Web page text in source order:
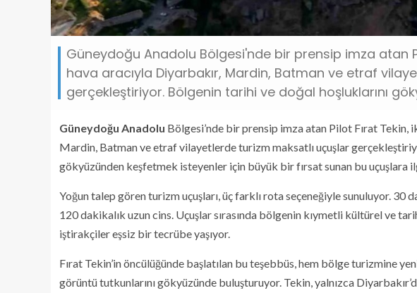
Güneydoğu Anadolu Bölgesi'nde bir prensip imza atan
hava aracıyla Diyarbakır, Mardin, Batman ve etraf
gerçekleştiriyor. Bölgenin tarihi ve doğal hoşluklarını
Güneydoğu Anadolu Bölgesi’nde bir prensip imza atan Pilot Fırat Tekin,
Mardin, Batman ve etraf vilayetlerde turizm maksatlı uçuşlar
gökyüzünden keşfetmek isteyenler için büyük bir fırsat sunan bu uçuşlara
Yoğun talep gören turizm uçuşları, üç farklı rota seçeneğiyle sunuluyor. 30
120 dakikalık uzun cins. Uçuşlar sırasında bölgenin kıymetli kültürel ve
iştirakçiler eşsiz bir tecrübe yaşıyor.
Fırat Tekin’in öncülüğünde başlatılan bu teşebbüs, hem bölge turizmine
görüntü tutkunlarını gökyüzünde buluşturuyor. Tekin, yalnızca